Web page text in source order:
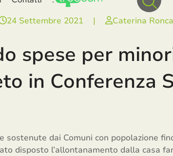
24 Settembre 2021 | Caterina
spese per
in Conferenza
sostenute dai Comuni con popolazione
disposto l’allontanamento dalla casa